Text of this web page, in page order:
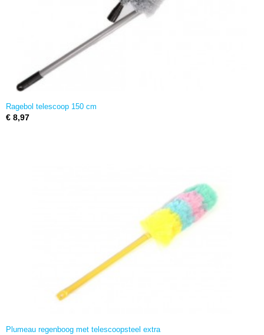
Ragebol telescoop 150 cm
€ 8,97
Plumeau regenboog met telescoopsteel extra